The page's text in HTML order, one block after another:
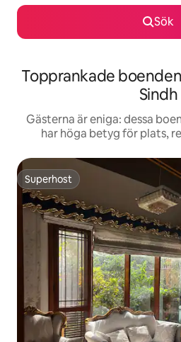
Sök
Topprankade
Sindh
Gästerna är eniga: dessa
har höga betyg för plats,
Superhost
Superhost